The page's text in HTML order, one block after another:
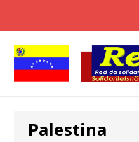
Palestina